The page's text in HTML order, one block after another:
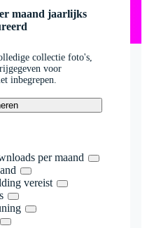
maand jaarlijks
collectie foto's,
voor
inbegrepen.
per maand
vereist